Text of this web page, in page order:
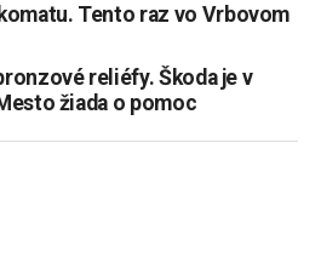
Tento raz vo Vrbovom
reliéfy. Škoda je v
žiada o pomoc